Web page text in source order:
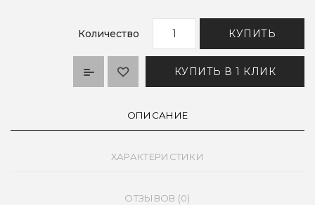
Количество КУПИТЬ
КУПИТЬ В 1 КЛИК
ОПИСАНИЕ
ХАРАКТЕРИСТИКИ
ОТЗЫВОВ (0)